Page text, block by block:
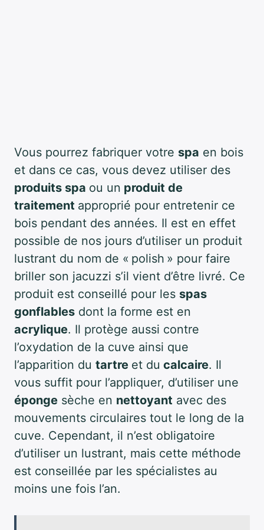
Vous pourrez fabriquer votre spa en bois
et dans ce cas, vous devez utiliser des
produits spa ou un produit de
traitement approprié pour entretenir ce
bois pendant des années. Il est en effet
possible de nos jours d’utiliser un produit
lustrant du nom de « polish » pour faire
briller son jacuzzi s’il vient d’être livré. Ce
produit est conseillé pour les spas
gonflables dont la forme est en
acrylique. Il protège aussi contre
l’oxydation de la cuve ainsi que
l’apparition du tartre et du calcaire. Il
vous suffit pour l’appliquer, d’utiliser une
éponge sèche en nettoyant avec des
mouvements circulaires tout le long de la
cuve. Cependant, il n’est obligatoire
d’utiliser un lustrant, mais cette méthode
est conseillée par les spécialistes au
moins une fois l’an.